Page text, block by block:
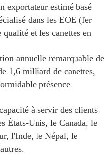
exportateur estimé basé
dans les EOE (fer
et les canettes en
annuelle remarquable de
1,6 milliard de canettes,
présence
à servir des clients
États-Unis, le Canada, le
l'Inde, le Népal, le